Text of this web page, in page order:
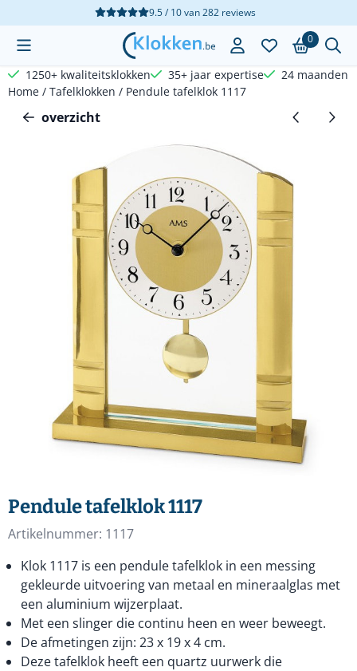
Cookievoorkeuren zijn beschikbaar. Kies instellingen of sta
9.5 / 10van282reviews
0
1250+ kwaliteitsklokken 35+ jaar expertise
24 maanden
Home / Tafelklokken / Pendule tafelklok 1117
overzicht
Pendule tafelklok 1117
Artikelnummer: 1117
Klok 1117 is een pendule tafelklok in een messing
gekleurde uitvoering van metaal en mineraalglas met
een aluminium wijzerplaat.
Met een slinger die continu heen en weer beweegt.
De afmetingen zijn: 23 x 19 x 4 cm.
Deze tafelklok heeft een quartz uurwerk die